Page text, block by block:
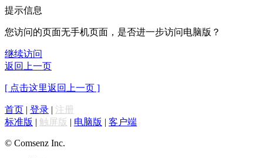
提示信息
您访问的页面无手机页面，是否进一步访问电脑版？
继续访问
返回上一页
[ 点击这里返回上一页 ]
首页 | 登录 | 注册
标准版 | 触屏版 | 电脑版 | 客户端
© Comsenz Inc.